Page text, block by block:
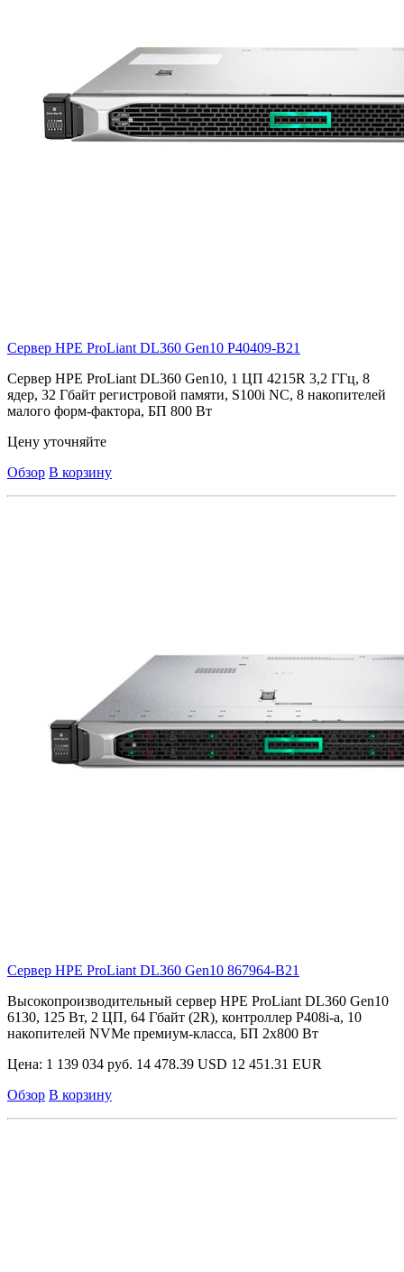
Сервер HPE ProLiant DL360 Gen10 P40409-B21
Сервер HPE ProLiant DL360 Gen10, 1 ЦП 4215R 3,2 ГГц, 8
ядер, 32 Гбайт регистровой памяти, S100i NC, 8 накопителей
малого форм-фактора, БП 800 Вт
Цену уточняйте
Обзор В корзину
Сервер HPE ProLiant DL360 Gen10 867964-B21
Высокопроизводительный сервер HPE ProLiant DL360 Gen10
6130, 125 Вт, 2 ЦП, 64 Гбайт (2R), контроллер P408i-a, 10
накопителей NVMe премиум-класса, БП 2x800 Вт
Цена: 1 139 034 руб. 14 478.39 USD 12 451.31 EUR
Обзор В корзину